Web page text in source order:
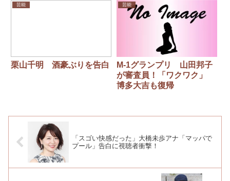
待されたものの
芸能
栗山千明 酒豪ぶりを告白
芸能
M-1グランプリ 山田邦子
が審査員！「ワクワク」
博多大吉も復帰
「スゴい快感だった」大橋未歩アナ「マッパで
プール」告白に視聴者衝撃！